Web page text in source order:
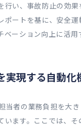
行い、事故防止の効果
ポートを基に、安全
ベーション向上に活用
実現する自動化
当者の業務負担を大
います。ここでは、そ